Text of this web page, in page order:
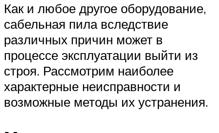
Как и любое другое оборудование,
сабельная пила вследствие
различных причин может в
процессе эксплуатации выйти из
строя. Рассмотрим наиболее
характерные неисправности и
возможные методы их устранения.